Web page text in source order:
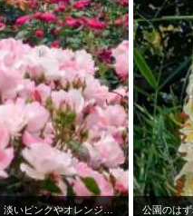
5月中旬、日の入り後の千葉銀行本店ローズガーデンです。淡いピンクやオレンジなど…
公園のは